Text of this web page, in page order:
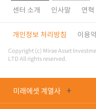
센터 소개 인사말 연혁
개인정보 처리방침 이용
Copyright (c) Mirae Asset
LTD All rights reserved.
미래에셋 계열사